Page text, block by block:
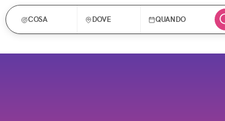
COSA DOVE QUANDO